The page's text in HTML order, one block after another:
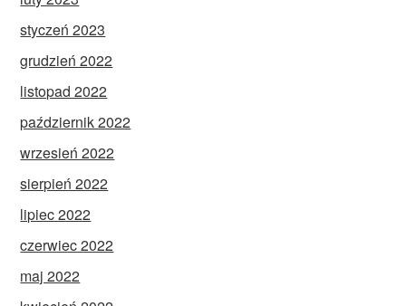
styczeń 2023
grudzień 2022
listopad 2022
październik 2022
wrzesień 2022
sierpień 2022
lipiec 2022
czerwiec 2022
maj 2022